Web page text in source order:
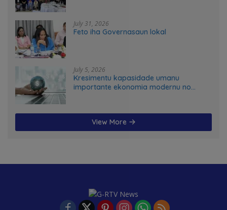
July 31, 2026
Feto iha Governasaun lokal
July 5, 2026
Kresimentu kapasidade umanu
importante ekonomia modernu no
View More